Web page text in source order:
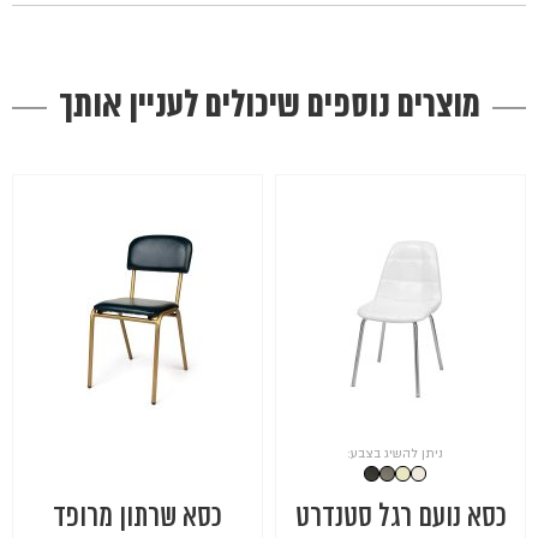
מוצרים נוספים שיכולים לעניין אותך
ניתן להשיג בצבע:
כסא נועם רגל סטנדרט כסא שרתון מרופד